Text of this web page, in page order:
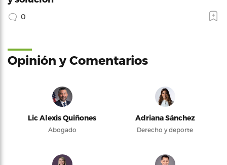
0
Opinión y Comentarios
Lic Alexis Quiñones
Abogado
Adriana Sánchez
Derecho y deporte